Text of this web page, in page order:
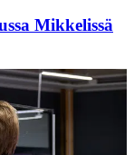
Mikkelissä